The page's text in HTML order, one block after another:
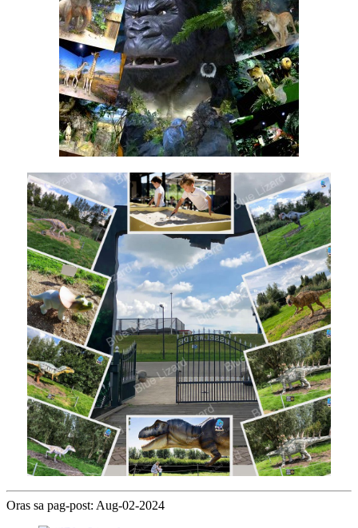
Oras sa pag-post: Aug-02-2024